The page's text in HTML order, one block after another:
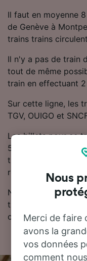
Il faut en moyenne
de Genève à
trains trains
Il n'y a pas de train
tout de même
train en effectuant
Sur cette ligne, les
TGV, OUIGO et
Les billets pour ce
53.08 CHF. Si vous
train moins chers,
réserver à l'avance.
Notre planificateur
trouver les horaires,
chers.
Nous
Merci de faire
avons la
vos données
comment